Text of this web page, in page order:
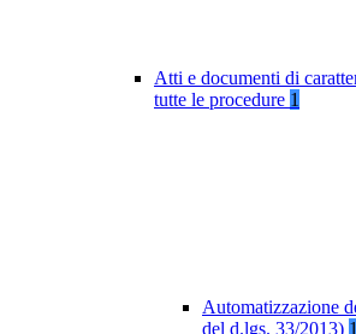
Atti e documenti di
tutte le procedure 1
Automatizzazione
del d.lgs. 33/2013) 1